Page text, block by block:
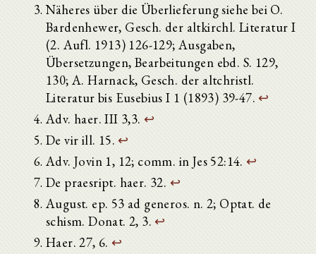
Näheres über die Überlieferung siehe bei O.
Bardenhewer, Gesch. der altkirchl. Literatur I
(2. Aufl. 1913) 126-129; Ausgaben,
Übersetzungen, Bearbeitungen ebd. S. 129,
130; A. Harnack, Gesch. der altchristl.
Literatur bis Eusebius I 1 (1893) 39-47. ↩
Adv. haer. III 3,3. ↩
De vir ill. 15. ↩
Adv. Jovin 1, 12; comm. in Jes 52:14.↩
De praesript. haer. 32. ↩
August. ep. 53 ad generos. n. 2; Optat. de
schism. Donat. 2, 3. ↩
Haer. 27, 6. ↩